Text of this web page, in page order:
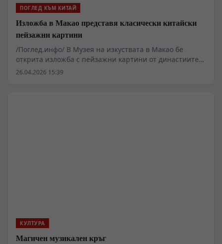
ПОГЛЕД КЪМ КИТАЙ
Изложба в Макао представя класически китайски
пейзажни картини
/Поглед.инфо/ В Музея на изкуствата в Макао бе
открита изложба с пейзажни картини от династиите
Мин и Цин, която представя художествените
26.04.2026 15:39
КУЛТУРА
Магичен музикален кръг